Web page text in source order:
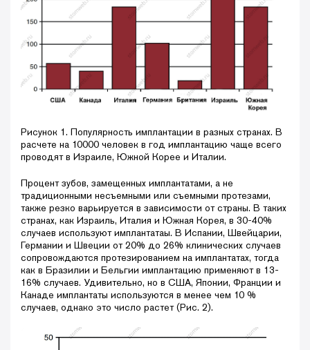
Рисунок 1. Популярность имплантации в разных странах. В
расчете на 10000 человек в год имплантацию чаще всего
проводят в Израиле, Южной Корее и Италии.
Процент зубов, замещенных имплантатами, а не
традиционными несъемными или съемными протезами,
также резко варьируется в зависимости от страны. В таких
странах, как Израиль, Италия и Южная Корея, в 30-40%
случаев используют имплантатаы. В Испании, Швейцарии,
Германии и Швеции от 20% до 26% клинических случаев
сопровождаются протезированием на имплантатах, тогда
как в Бразилии и Бельгии имплантацию применяют в 13-
16% случаев. Удивительно, но в США, Японии, Франции и
Канаде имплантаты используются в менее чем 10 %
случаев, однако это число растет (Рис. 2).